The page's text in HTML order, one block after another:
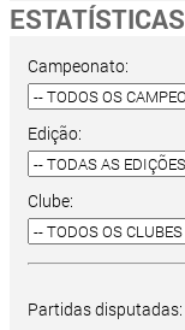
ESTATÍSTICAS
Campeonato:
Edição:
Clube:
Partidas disputadas: